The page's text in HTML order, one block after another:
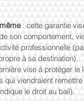
: cette garantie
son comportement,
professionnelle
à sa destination).
vise à protéger le
qui viendraient
le droit au bail).